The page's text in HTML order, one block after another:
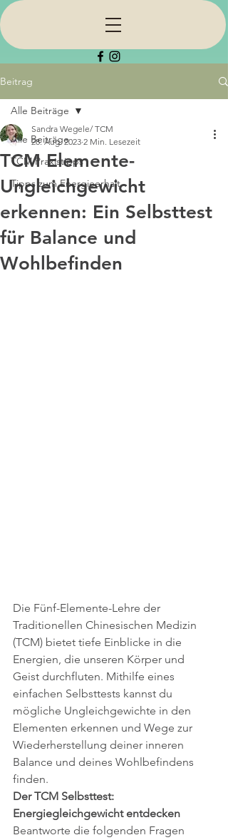
Beitrag
Alle Beiträge
TCM Praxistipps
Tipps zum Energieerhalt
Alle Beiträge
TCM Elemente-
Ungleichgewicht
erkennen: Ein Selbsttest
für Balance und
Wohlbefinden
Sandra Wegele/ TCM
28. Aug. 2023 2 Min. Lesezeit
Die Fünf-Elemente-Lehre der
Traditionellen Chinesischen Medizin
(TCM) bietet tiefe Einblicke in die
Energien, die unseren Körper und
Geist durchfluten. Mithilfe eines
einfachen Selbsttests kannst du
mögliche Ungleichgewichte in den
Elementen erkennen und Wege zur
Wiederherstellung deiner inneren
Balance und deines Wohlbefindens
finden.
Der TCM Selbsttest:
Energiegleichgewicht entdecken
Beantworte die folgenden Fragen